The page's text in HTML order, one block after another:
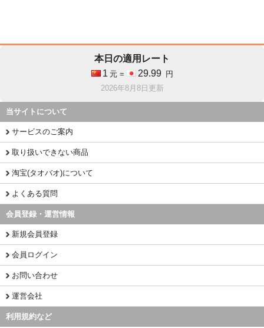
本日の適用レート
1 元 = 29.99
円
2026年8月8日更新
当サイトについて
サービスのご案内
取り扱いできない商品
淘宝(タオバオ)について
よくある質問
会員登録・運営情報
新規会員登録
会員ログイン
お問い合わせ
運営会社
利用規約など